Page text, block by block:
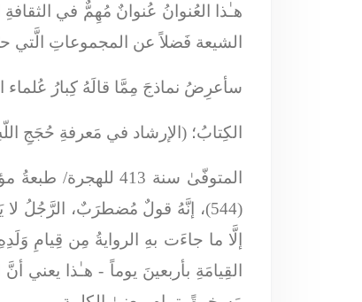
هـٰذا العُنوانُ عُنوانٌ مُهِمٌّ في
الشيعة فَضلاً عن المجموعاتِ الَّتي
سأعرِضُ نماذجَ مِمَّا قالَهُ كِبارُ عُلماء
الكِتابُ؛ (الإرشاد في مَعرفةِ حُجَجِ
(544)، إنَّهُ قولٌ مُضطرَبٌ، الرَّجُلُ لا يَملِكُ وضُوحاً في الرؤيةِ، فلقد خَبَطَ القَولَ خَبْطاً هـٰكذا يقول:
إلَّا ما جاءَت بهِ الروايةُ مِن قِيامِ
القِيامَةِ بأربعينَ يوماً - هـٰذا يعني أنَّ